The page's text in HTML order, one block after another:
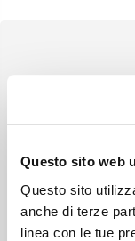
Questo sito web
Questo sito
anche di terze
linea con le tue